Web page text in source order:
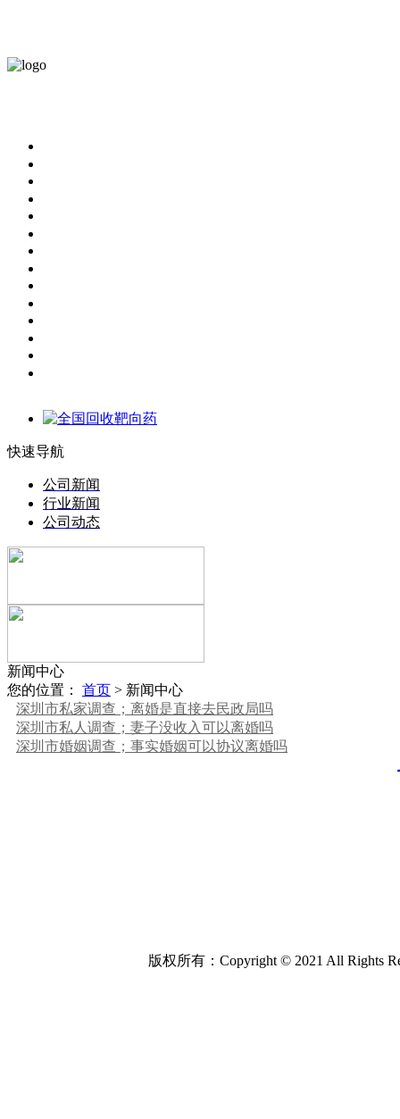
快速导航
公司新闻
行业新闻
公司动态
新闻中心
您的位置： 首页 > 新闻中心
深圳市私家调查；离婚是直接去民政局吗
深圳市私人调查；妻子没收入可以离婚吗
深圳市婚姻调查；事实婚姻可以协议离婚吗
版权所有：Copyright © 2021 All Rights